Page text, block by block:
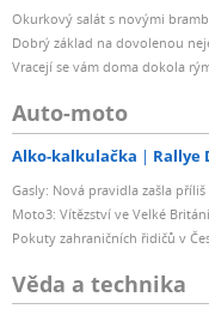
Okurkový salát s novými
Dobrý základ na dovolenou
Vracejí se vám doma dokola
Auto-moto
Alko-kalkulačka Rallye
Gasly: Nová pravidla zašla
Moto3: Vítězství ve Velké
Pokuty zahraničních řidičů v
Věda a technika